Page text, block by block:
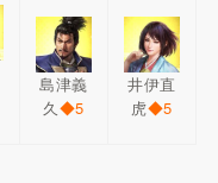
島津義
久 ◆5
井伊直
虎◆5